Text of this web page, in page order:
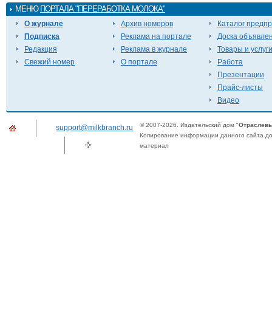
МЕНЮ ПОРТАЛА "ПЕРЕРАБОТКА МОЛОКА"
О журнале
Подписка
Редакция
Свежий номер
Архив номеров
Реклама на портале
Реклама в журнале
О портале
Каталог
Доска
Товары и услуги
Работа
Презентации
Прайс-листы
Видео
support@milkbranch.ru © 2007-2026. Издательский дом "
Копирование информации данного сайта
материал